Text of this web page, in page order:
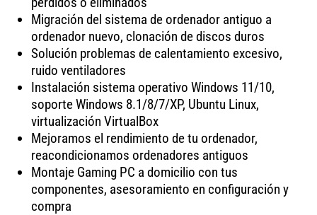
Migración del sistema de ordenador antiguo a
ordenador nuevo, clonación de discos duros
Solución problemas de calentamiento excesivo,
ruido ventiladores
Instalación sistema operativo Windows 11/10,
soporte Windows 8.1/8/7/XP, Ubuntu Linux,
virtualización VirtualBox
Mejoramos el rendimiento de tu ordenador,
reacondicionamos ordenadores antiguos
Montaje Gaming PC a domicilio con tus
componentes, asesoramiento en configuración y
compra